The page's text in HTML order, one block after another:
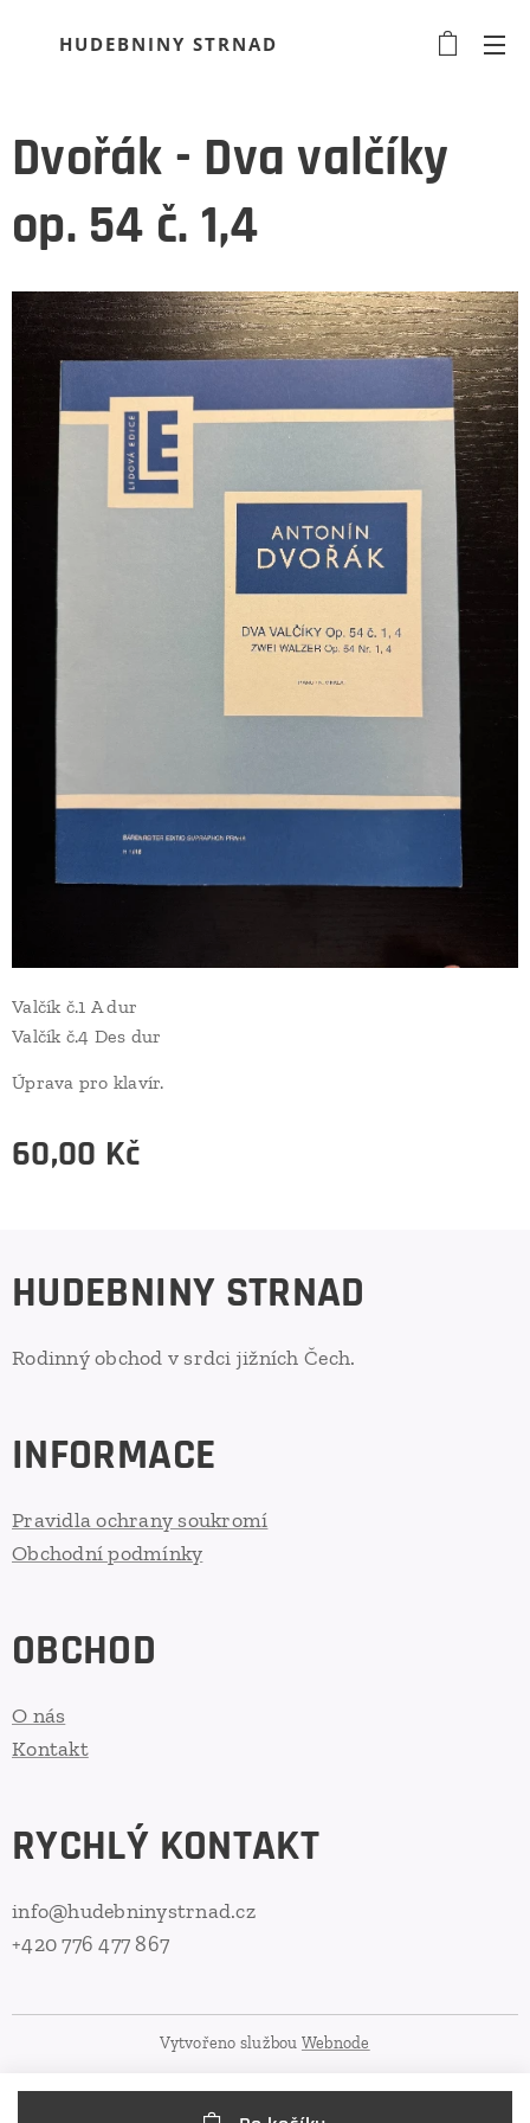
HUDEBNINY STRNAD
Dvořák - Dva valčíky
op. 54 č. 1,4
Valčík č.1 A dur
Valčík č.4 Des dur
Úprava pro klavír.
60,00 Kč
HUDEBNINY STRNAD
Rodinný obchod v srdci jižních Čech.
INFORMACE
Pravidla ochrany soukromí
Obchodní podmínky
OBCHOD
O nás
Kontakt
RYCHLÝ KONTAKT
info@hudebninystrnad.cz
+420 776 477 867
Vytvořeno službou Webnode